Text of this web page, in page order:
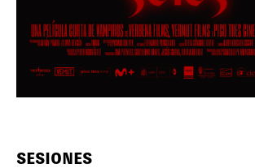
SESIONES